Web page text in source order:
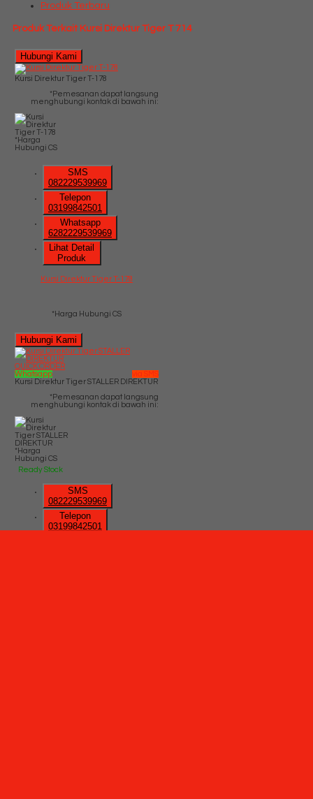
Produk Terbaru
Produk Terkait Kursi Direktur Tiger T 714
Hubungi Kami
Kursi Direktur Tiger T-178
*Pemesanan dapat langsung
menghubungi kontak di bawah ini:
*Harga
Hubungi CS
SMS
082229539969
Telepon
03199842501
Whatsapp
6282229539969
Lihat Detail
Produk
Kursi Direktur Tiger T-178
*Harga Hubungi CS
Hubungi Kami
QUICK ORDER
Whatsapp
via SMS
Kursi Direktur Tiger STALLER DIREKTUR
*Pemesanan dapat langsung
menghubungi kontak di bawah ini:
*Harga
Hubungi CS
Ready Stock
SMS
082229539969
Telepon
03199842501